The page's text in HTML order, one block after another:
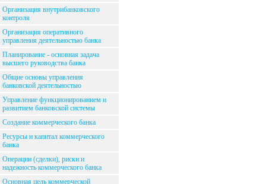
Организация внутрибанковского
контроля
Организация оперативного
управления деятельностью банка
Планирование - основная задача
высшего руководства банка
Общие основы управления
банковской деятельностью
Управление функционированием и
развитием банковской системы
Создание коммерческого банка
Ресурсы и капитал коммерческого
банка
Операции (сделки), риски и
надежность коммерческого банка
Основная цель коммерческой